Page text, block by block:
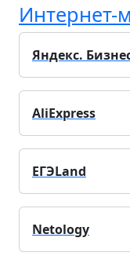
Интернет-
Яндекс.
AliExpress
ЕГЭLand
Netology